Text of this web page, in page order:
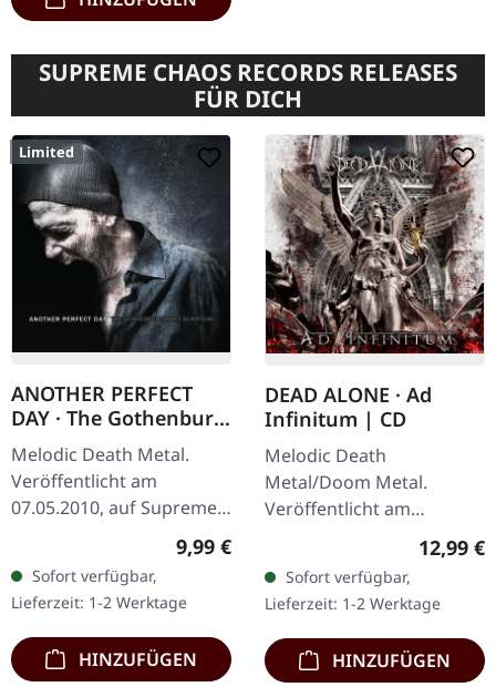
SUPREME CHAOS RECORDS RELEASES
FÜR DICH
Limited
ANOTHER PERFECT
DAY · The Gothenburg
Post Scriptum |
DIGIPAK CD
Melodic Death Metal.
Veröffentlicht am
07.05.2010, auf Supreme
Chaos Records. Limitierte
Auflage als CD im DigiPak
mit 16-seitigem Booklet.
Mit Dan…
Regulärer Preis:
9,99 €
Sofort verfügbar,
Lieferzeit: 1-2 Werktage
HINZUFÜGEN
DEAD ALONE · Ad
Infinitum | CD
Melodic Death
Metal/Doom Metal.
Veröffentlicht am
28.09.2012, auf Supreme
Chaos Records. CD im
Jewelcase. Dead Alone
liefern mit "Ad Infinitum"
ein…
12,99 €
Sofort verfügbar,
Lieferzeit: 1-2 Werktage
HINZUFÜGEN